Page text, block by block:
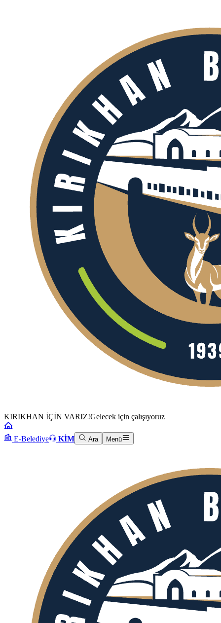
KIRIKHAN İÇİN VARIZ!Gelecek için çalışıyoruz
E-Belediye KİM Ara Menü